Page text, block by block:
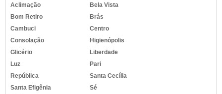
Aclimação
Bela Vista
Bom Retiro
Brás
Cambuci
Centro
Consolação
Higienópolis
Glicério
Liberdade
Luz
Pari
República
Santa Cecília
Santa Efigênia
Sé